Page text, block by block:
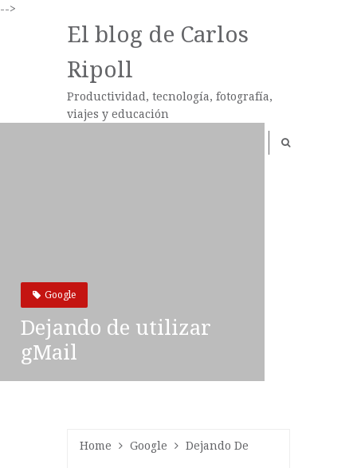
-->
El blog de Carlos
Ripoll
Productividad, tecnología, fotografía,
viajes y educación
Google
Dejando de utilizar
gMail
Home Google Dejando De